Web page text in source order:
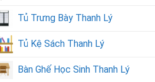
Tủ Trưng Bày Thanh Lý
Tủ Kệ Sách Thanh Lý
Bàn Ghế Học Sinh Thanh Lý